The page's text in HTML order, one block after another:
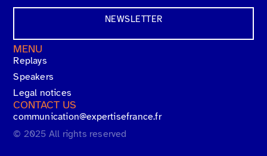
NEWSLETTER
MENU
Replays
Speakers
Legal notices
CONTACT US
communication@expertisefrance.fr
© 2025 All rights reserved